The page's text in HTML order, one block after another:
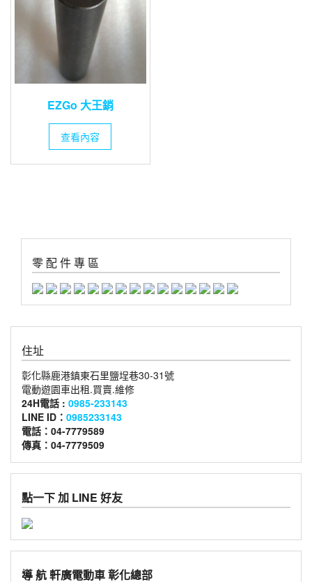
EZGo 大王銷
查看內容
零 配 件 專 區
住址
彰化縣鹿港鎮東石里鹽埕巷30-31號
電動遊園車出租.買賣.維修
24H電話 : 0985-233143
LINE ID： 0985233143
電話：04-7779589
傳真：04-7779509
點一下 加 LINE 好友
導 航 軒廣電動車 彰化總部